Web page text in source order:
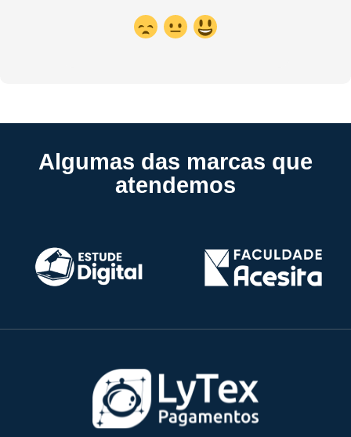
Algumas das marcas que
atendemos